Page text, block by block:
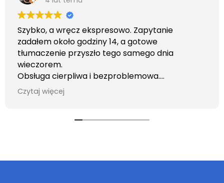
Szybko, a wręcz ekspresowo. Zapytanie
zadałem około godziny 14, a gotowe
tłumaczenie przyszło tego samego dnia
wieczorem.
Obsługa cierpliwa i bezproblemowa.
Otrzymałem wszelkie informacje i porady jaka
usługa będzie dla mnie najlepsza. Faktura także
Czytaj więcej